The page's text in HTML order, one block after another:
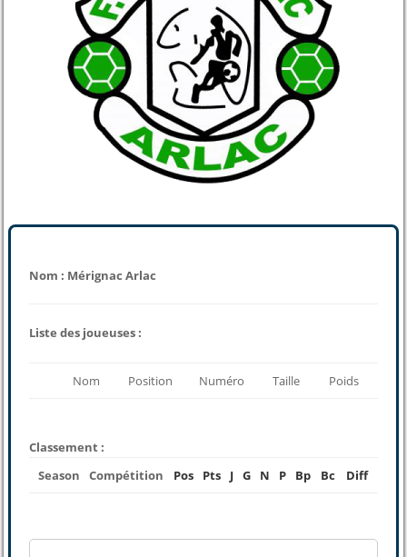
Nom : Mérignac Arlac
Liste des joueuses :
Nom Position Numéro Taille Poids
Classement :
Season
Compétition Pos Pts J G N P Bp Bc Diff